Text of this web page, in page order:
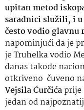
upitan metod
saradnici služili, i
često vodio glavnu
napominjući da je
je Truhelka vodio
danas takođe
otkriveno čuveno
Vejsila Ćurčićaprije
jedan od